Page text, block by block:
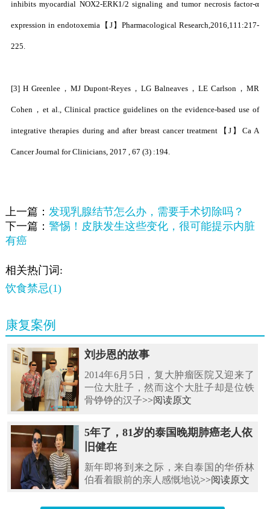
inhibits myocardial NOX2-ERK1/2 signaling and tumor necrosis factor-α
expression in endotoxemia【J】Pharmacological Research,2016,111:217-
225.
[3] H Greenlee，MJ Dupont‐Reyes，LG Balneaves，LE Carlson，MR
Cohen，et al., Clinical practice guidelines on the evidence‐based use of
integrative therapies during and after breast cancer treatment【J】Ca A
Cancer Journal for Clinicians, 2017 , 67 (3) :194.
上一篇： 发现乳腺结节怎么办，需要手术切除吗？
下一篇： 警惕！皮肤发生这些变化，很可能提示内脏
有癌
相关热门词:
饮食禁忌(1)
康复案例
刘步恩的故事
2014年6月5日，复大肿瘤医院又迎来了
一位大肚子，然而这个大肚子却是位铁
骨铮铮的汉子>>阅读原文
5年了，81岁的泰国晚期肺癌老人依
旧健在
新年即将到来之际，来自泰国的华侨林
伯看着眼前的亲人感慨地说>>阅读原文